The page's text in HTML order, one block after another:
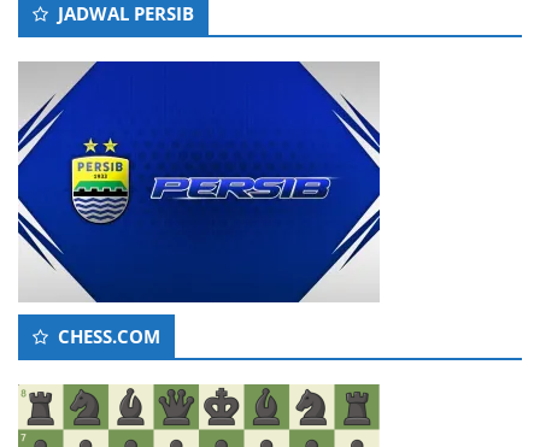
JADWAL PERSIB
CHESS.COM